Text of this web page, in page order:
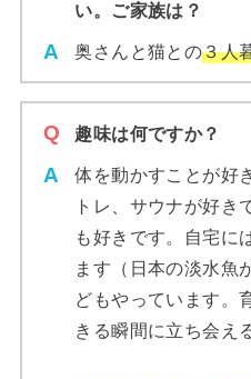
い。ご家族は？
奥さんと猫との３人
趣味は何ですか？
体を動かすことが好
トレ、サウナが好き
も好きです。自宅に
ます（日本の淡水魚
どもやっています。
きる瞬間に立ち会え